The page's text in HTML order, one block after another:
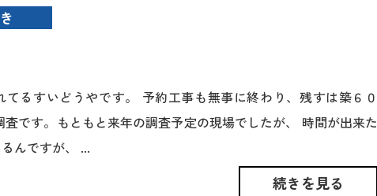
てるすいどうやです。 予約工事も無事に終わり、残すは築６０
です。もともと来年の調査予定の現場でしたが、 時間が出来た
んですが、 ...
続きを見る